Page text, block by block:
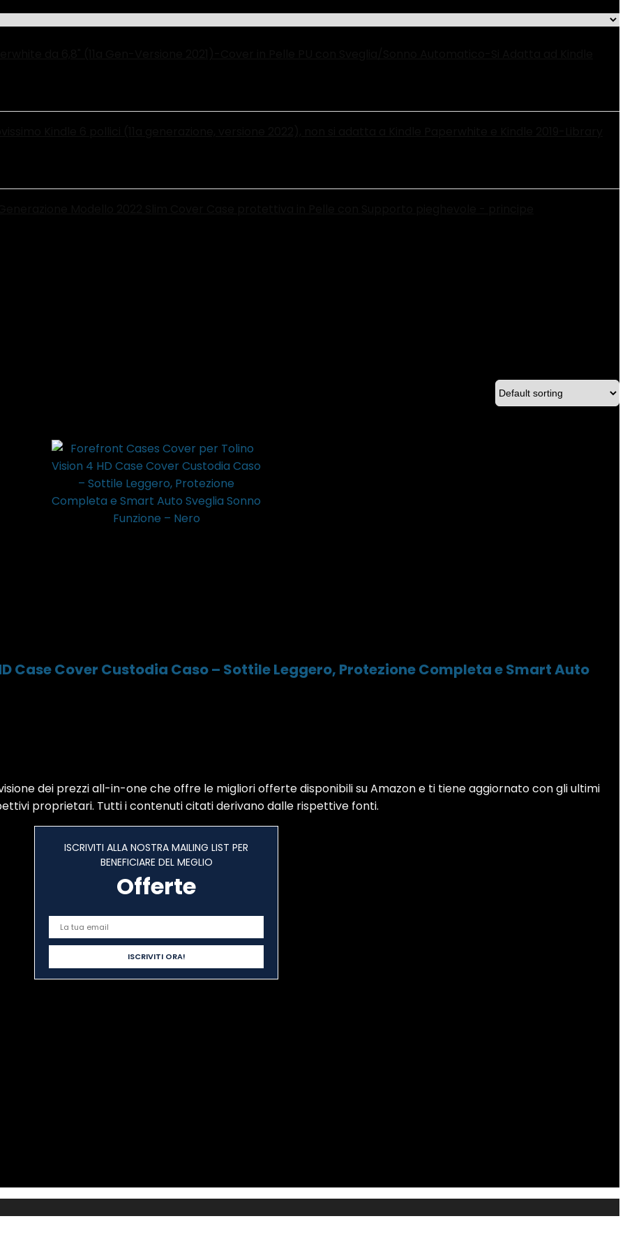
Case Cover Custodia Caso – Sottile Leggero, Protezione Completa e Smart Auto
dei prezzi all-in-one che offre le migliori offerte disponibili su Amazon e ti tiene aggiornato con gli ultimi
proprietari. Tutti i contenuti citati derivano dalle rispettive fonti.
ISCRIVITI ALLA NOSTRA MAILING LIST PER
BENEFICIARE DEL MEGLIO
Offerte